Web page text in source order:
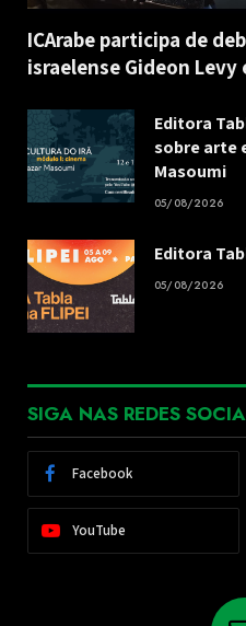
ICArabe participa de
israelense Gideon Levy
Editora
sobre arte
Masoumi
05/08/2026
Editora
05/08/2026
SIGA NAS REDES
Facebook
YouTube